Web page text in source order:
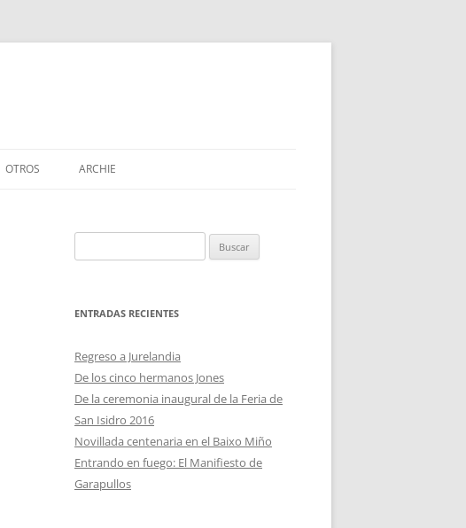
OTROS ARCHIE
ENTRADAS RECIENTES
Regreso a Jurelandia
De los cinco hermanos Jones
De la ceremonia inaugural de la Feria de
San Isidro 2016
Novillada centenaria en el Baixo Miño
Entrando en fuego: El Manifiesto de
Garapullos